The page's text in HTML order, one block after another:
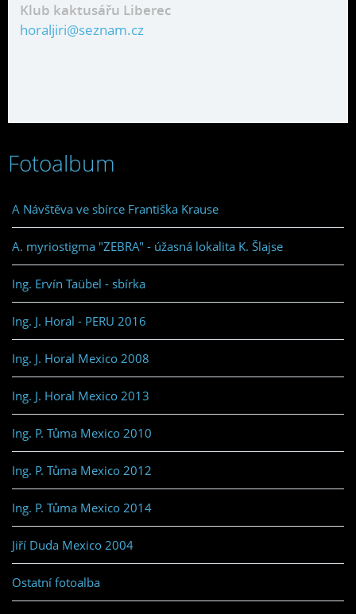
Klub kaktusářu Liberec
horaljiri@seznam.cz
Fotoalbum
A Návštěva ve sbírce Františka Krause
A. myriostigma "ZEBRA" - úžasná lokalita K. Šlajse
Ing. Ervín Taübel - sbírka
Ing. J. Horal - PERU 2016
Ing. J. Horal Mexico 2008
Ing. J. Horal Mexico 2013
Ing. P. Tůma Mexico 2010
Ing. P. Tůma Mexico 2012
Ing. P. Tůma Mexico 2014
Jiří Duda Mexico 2004
Ostatní fotoalba